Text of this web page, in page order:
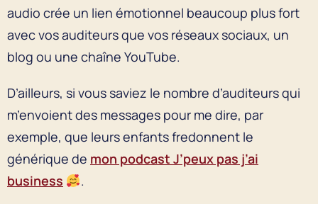
audio crée un lien émotionnel beaucoup plus fort
avec vos auditeurs que vos réseaux sociaux, un
blog ou une chaîne YouTube.
D’ailleurs, si vous saviez le nombre d’auditeurs qui
m’envoient des messages pour me dire, par
exemple, que leurs enfants fredonnent le
générique de mon podcast J’peux pas j’ai
business
.